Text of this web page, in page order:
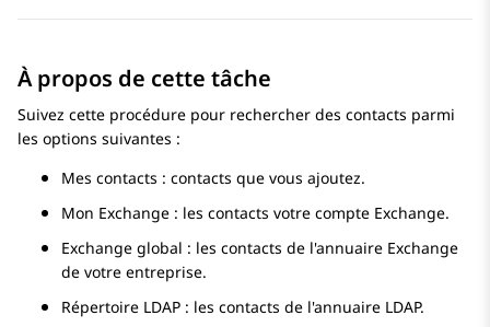
À propos de cette tâche
Suivez cette procédure pour rechercher des contacts parmi
les options suivantes :
Mes contacts : contacts que vous ajoutez.
Mon Exchange : les contacts votre compte Exchange.
Exchange global : les contacts de l'annuaire Exchange
de votre entreprise.
Répertoire LDAP : les contacts de l'annuaire LDAP.